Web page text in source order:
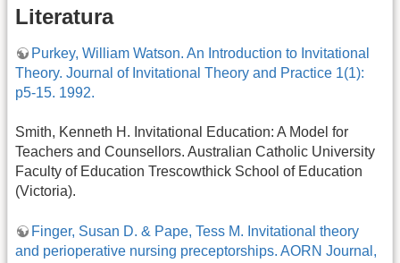
Literatura
Purkey, William Watson. An Introduction to Invitational
Theory. Journal of Invitational Theory and Practice 1(1):
p5-15. 1992.
Smith, Kenneth H. Invitational Education: A Model for
Teachers and Counsellors. Australian Catholic University
Faculty of Education Trescowthick School of Education
(Victoria).
Finger, Susan D. & Pape, Tess M. Invitational theory
and perioperative nursing preceptorships. AORN Journal,